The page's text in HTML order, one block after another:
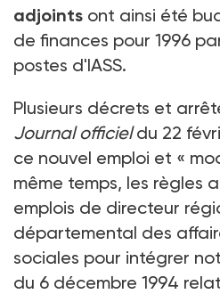
adjoints ont ainsi été
de finances pour 1996
postes d'IASS.
Plusieurs décrets et
Journal officieldu 22
ce nouvel emploi et «
même temps, les règles
emplois de directeur
départemental des
sociales pour intégrer
du 6 décembre 1994